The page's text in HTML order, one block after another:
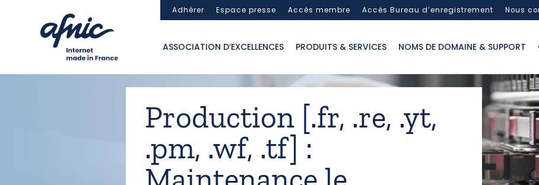
Adhérer Espace presse Accès membre Accès Bureau d’enregistrement Nous
ASSOCIATION D’EXCELLENCES PRODUITS & SERVICES NOMS DE DOMAINE & SUPPORT
Production [.fr, .re, .yt,
.pm, .wf, .tf] :